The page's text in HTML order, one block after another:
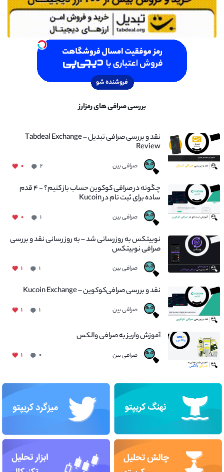
بررسی صرافی های رمزارز
نقد و بررسی صرافی تبدیل – Tabdeal Exchange
Review
صرافی بین ۲ ۰
چگونه در صرافی کوکوین حساب باز کنیم؟ - ۴ قدم
ساده برای ثبت نام در Kucoin
صرافی بین ۱ ۰
نوبیتکس به روزرسانی شد – به روز رسانی نقد و بررسی
صرافی نوبیتکس
صرافی بین ۱ ۱
نقد و بررسی صرافی‌کوکوین – Kucoin Exchange
صرافی بین ۱ ۱
آموزش واریز به صرافی والکس
صرافی بین ۰ ۱